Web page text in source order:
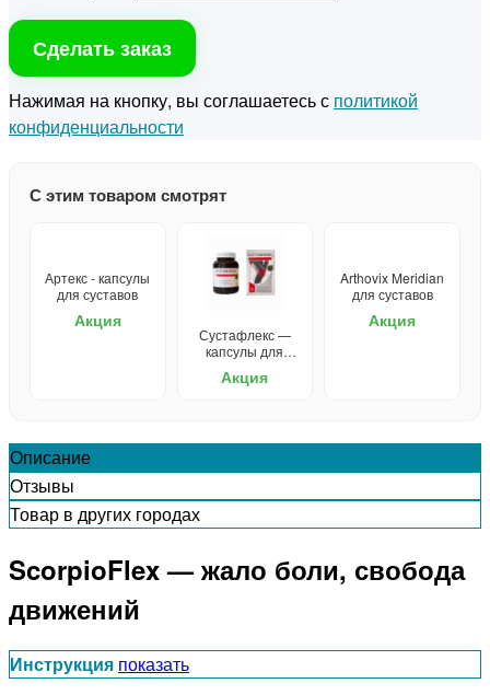
Сделать заказ
Нажимая на кнопку, вы соглашаетесь с политикой
конфиденциальности
С этим товаром смотрят
Артекс - капсулы
для суставов
Акция
Сустафлекс —
капсулы для
Акция
Arthovix Meridian
для суставов
Акция
Описание
Отзывы
Товар в других городах
ScorpioFlex — жало боли, свобода
движений
Инструкция показать